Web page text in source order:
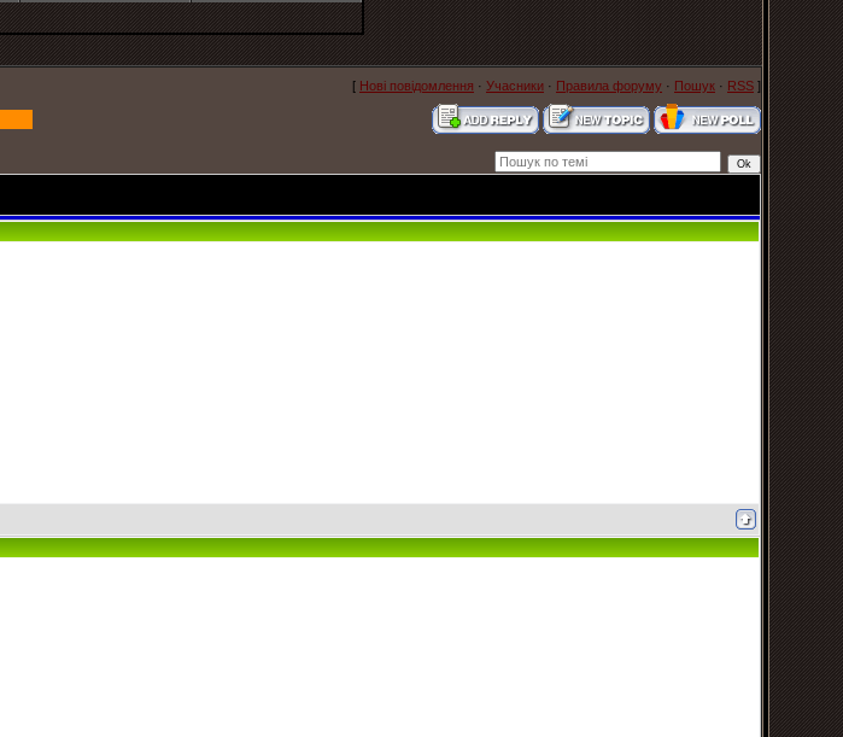
[ Нові повідомлення · Учасники · Правила форуму · Пошук · RSS ]